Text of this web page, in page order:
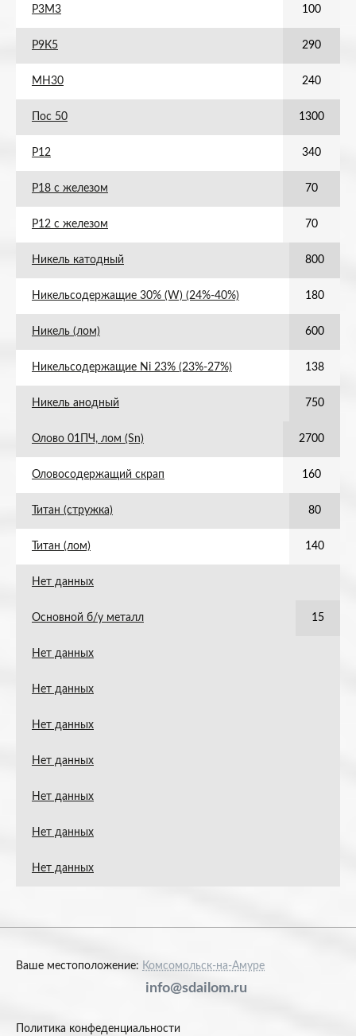
Р3М3 100
Р9К5 290
МН30 240
Пос 50 1300
Р12 340
Р18 с железом 70
Р12 с железом 70
Никель катодный 800
Никельсодержащие 30% (W) (24%-40%) 180
Никель (лом) 600
Никельсодержащие Ni 23% (23%-27%) 138
Никель анодный 750
Олово 01ПЧ, лом (Sn) 2700
Оловосодержащий скрап 160
Титан (стружка) 80
Титан (лом) 140
Нет данных
Основной б/у металл 15
Нет данных
Нет данных
Нет данных
Нет данных
Нет данных
Нет данных
Нет данных
Ваше местоположение: Комсомольск-на-Амуре
info@sdailom.ru
Политика конфеденциальности